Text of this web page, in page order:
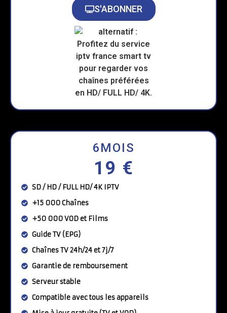
S'ABONNER
6MOIS
19 €
SD / HD / FULL HD/ 4K IPTV
+15 000 Chaînes
+50 000 VOD et Films
Guide TV (EPG)
Chaînes TV 24h/24 et 7j/7
Garantie de remboursement
Serveur stable
Compatible avec tous les appareils